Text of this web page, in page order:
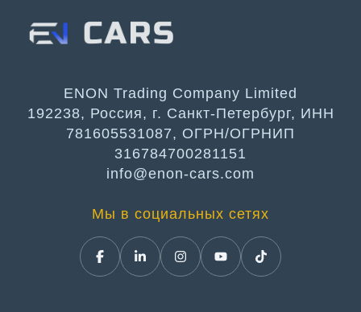
ENON Trading Company Limited
192238, Россия, г. Санкт-Петербург, ИНН
781605531087, ОГРН/ОГРНИП
316784700281151
info@enon-cars.com
Мы в социальных сетях